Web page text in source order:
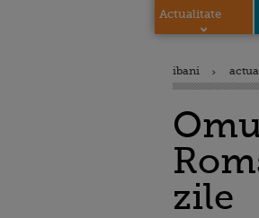
Actualitate
ibani
zile